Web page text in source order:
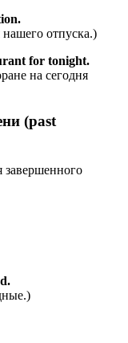
отпуска.)
for tonight.
на сегодня
(past
завершенного